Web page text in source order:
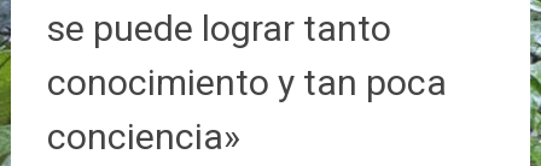
se puede lograr tanto
conocimiento y tan poca
conciencia»